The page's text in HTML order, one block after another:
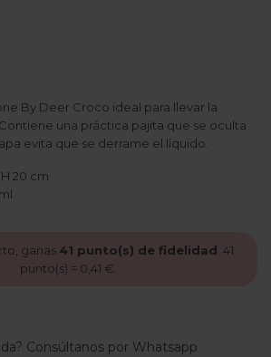
By Deer Croco ideal para llevar la
una práctica pajita que se oculta
evita que se derrame el líquido.
20 cm
ganas 41 punto(s) de fidelidad 41
punto(s) = 0,41 €
Consúltanos por Whatsapp